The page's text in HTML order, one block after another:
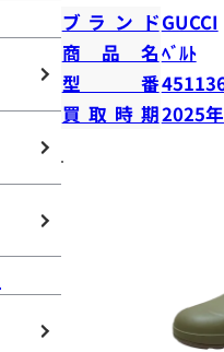
ブランドGUCCI
商品名ﾍﾞﾙﾄ
型番
買取時期2025